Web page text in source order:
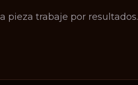
pieza trabaje por resultados.